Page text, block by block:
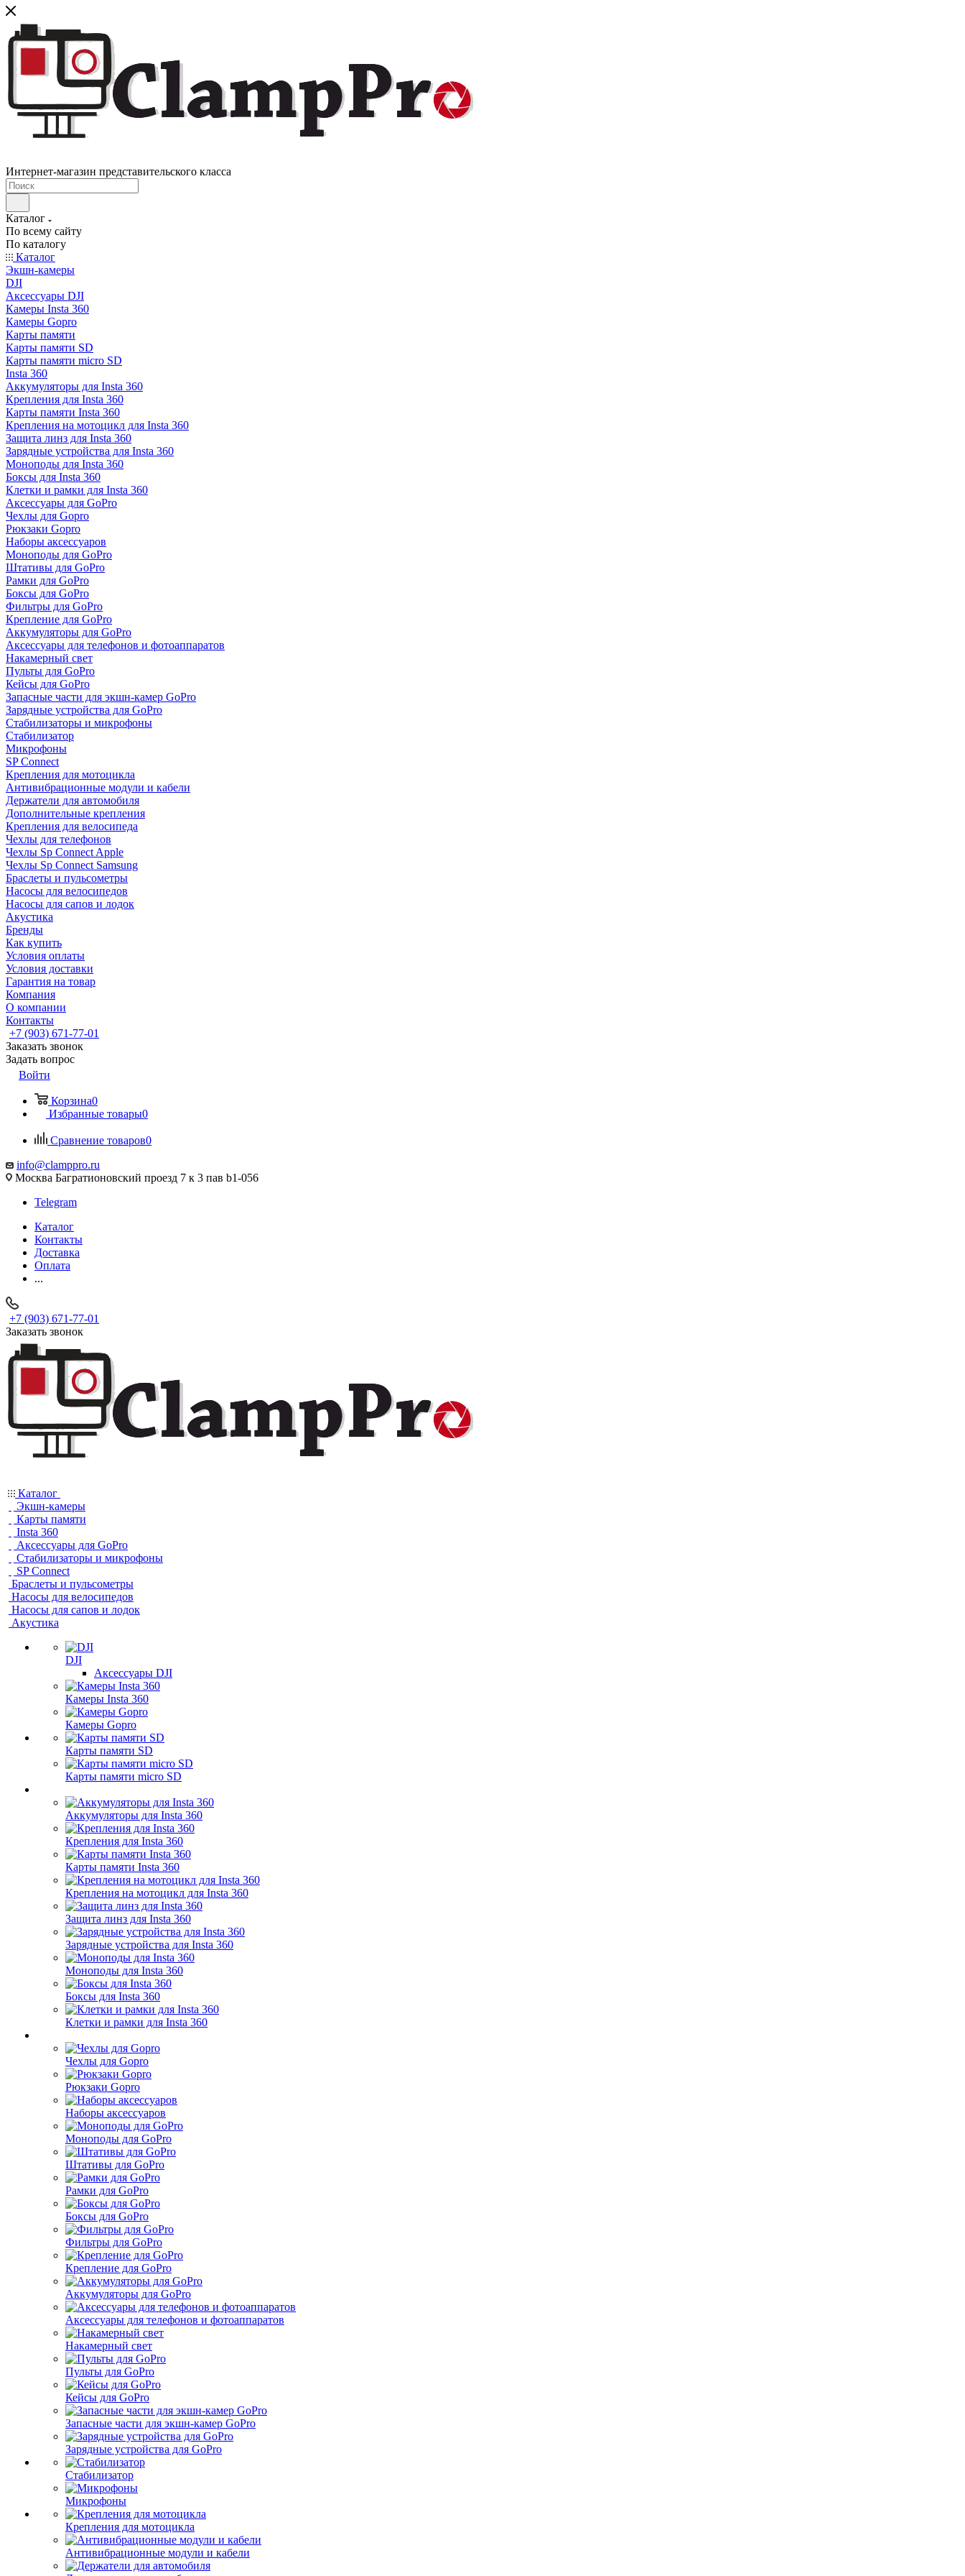
Интернет-магазин представительского класса
Каталог
По всему сайту
По каталогу
Каталог
Экшн-камеры
DJI
Аксессуары DJI
Камеры Insta 360
Камеры Gopro
Карты памяти
Карты памяти SD
Карты памяти micro SD
Insta 360
Аккумуляторы для Insta 360
Крепления для Insta 360
Карты памяти Insta 360
Крепления на мотоцикл для Insta 360
Защита линз для Insta 360
Зарядные устройства для Insta 360
Моноподы для Insta 360
Боксы для Insta 360
Клетки и рамки для Insta 360
Аксессуары для GoPro
Чехлы для Gopro
Рюкзаки Gopro
Наборы аксессуаров
Моноподы для GoPro
Штативы для GoPro
Рамки для GoPro
Боксы для GoPro
Фильтры для GoPro
Крепление для GoPro
Аккумуляторы для GoPro
Аксессуары для телефонов и фотоаппаратов
Накамерный свет
Пульты для GoPro
Кейсы для GoPro
Запасные части для экшн-камер GoPro
Зарядные устройства для GoPro
Стабилизаторы и микрофоны
Стабилизатор
Микрофоны
SP Connect
Крепления для мотоцикла
Антивибрационные модули и кабели
Держатели для автомобиля
Дополнительные крепления
Крепления для велосипеда
Чехлы для телефонов
Чехлы Sp Connect Apple
Чехлы Sp Connect Samsung
Браслеты и пульсометры
Насосы для велосипедов
Насосы для сапов и лодок
Акустика
Бренды
Как купить
Условия оплаты
Условия доставки
Гарантия на товар
Компания
О компании
Контакты
+7 (903) 671-77-01
Заказать звонок
Задать вопрос
Войти
Корзина0
Избранные товары0
Сравнение товаров0
info@clamppro.ru
Москва Багратионовский проезд 7 к 3 пав b1-056
Telegram
Каталог
Контакты
Доставка
Оплата
...
+7 (903) 671-77-01
Заказать звонок
Каталог
Экшн-камеры
Карты памяти
Insta 360
Аксессуары для GoPro
Стабилизаторы и микрофоны
SP Connect
Браслеты и пульсометры
Насосы для велосипедов
Насосы для сапов и лодок
Акустика
DJI
Аксессуары DJI
Камеры Insta 360
Камеры Gopro
Карты памяти SD
Карты памяти micro SD
Аккумуляторы для Insta 360
Крепления для Insta 360
Карты памяти Insta 360
Крепления на мотоцикл для Insta 360
Защита линз для Insta 360
Зарядные устройства для Insta 360
Моноподы для Insta 360
Боксы для Insta 360
Клетки и рамки для Insta 360
Чехлы для Gopro
Рюкзаки Gopro
Наборы аксессуаров
Моноподы для GoPro
Штативы для GoPro
Рамки для GoPro
Боксы для GoPro
Фильтры для GoPro
Крепление для GoPro
Аккумуляторы для GoPro
Аксессуары для телефонов и фотоаппаратов
Накамерный свет
Пульты для GoPro
Кейсы для GoPro
Запасные части для экшн-камер GoPro
Зарядные устройства для GoPro
Стабилизатор
Микрофоны
Крепления для мотоцикла
Антивибрационные модули и кабели